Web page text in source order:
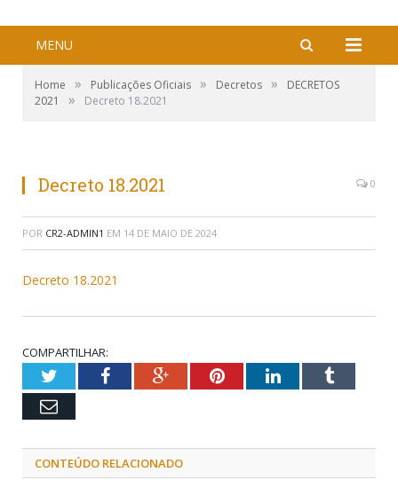
MENU
Home » Publicações Oficiais » Decretos »
DECRETOS
2021
» Decreto 18.2021
Decreto 18.2021 0
POR CR2-ADMIN1 EM 14 DE MAIO DE 2024
Decreto 18.2021
COMPARTILHAR:
TwitterFacebookGoogle+PinterestLinkedInTumblr
Email
CONTEÚDO RELACIONADO